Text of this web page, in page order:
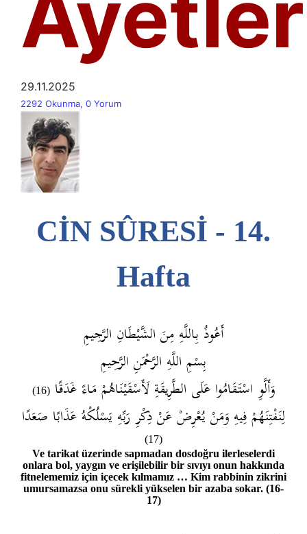
29.11.2025
2292 Okunma, 0 Yorum
CİN SÛRESİ - 14.
Hafta
أَعُوذُ بِاللَّهِ مِنَ الشَّيْطَانِ الرَّجِيمِ
بِسْمِ اللَّهِ الرَّحْمَنِ الرَّحِيمِ
وَأَلَّوِ اسْتَقَامُوا عَلَى الطَّرِيقَةِ لَأَسْقَيْنَاهُمْ مَاءً غَدَقًا (16)
لِنَفْتِنَهُمْ فِيهِ وَمَنْ يُعْرِضْ عَنْ ذِكْرِ رَبِّهِ يَسْلُكْهُ عَذَابًا صَعَدًا
(17)
Ve tarikat üzerinde sapmadan dosdoğru ilerleselerdi
onlara bol, yaygın ve erişilebilir bir sıvıyı onun hakkında
fitnelememiz için içecek kılmamız … Kim rabbinin zikrini
umursamazsa onu sürekli yükselen bir azaba sokar. (16-
17)